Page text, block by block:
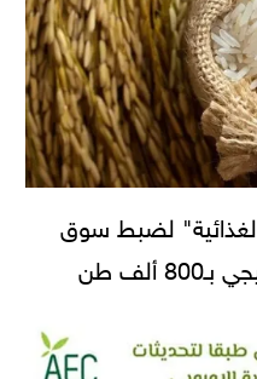
لضبط سوق
ألف طن